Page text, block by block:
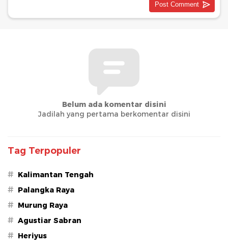
Belum ada komentar disini
Jadilah yang pertama berkomentar disini
Tag Terpopuler
# Kalimantan Tengah
# Palangka Raya
# Murung Raya
# Agustiar Sabran
# Heriyus